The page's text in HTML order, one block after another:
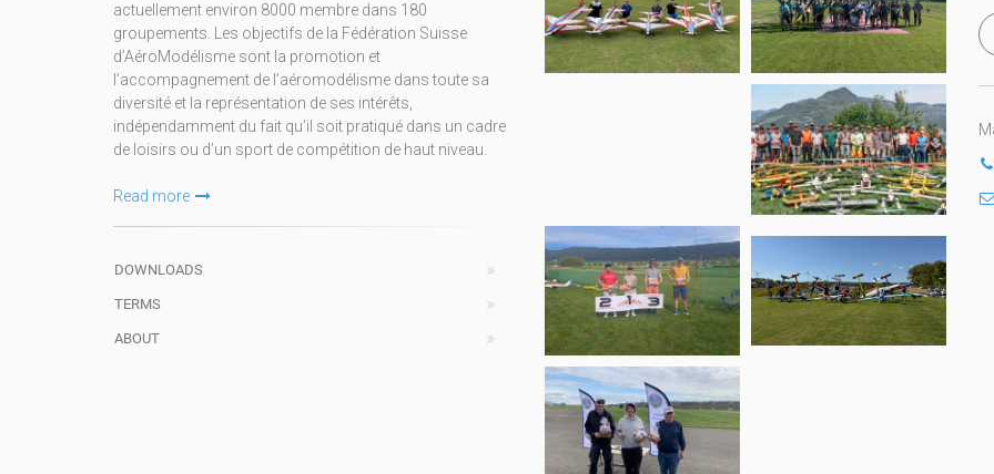
actuellement environ 8000 membre dans 180
groupements. Les objectifs de la Fédération Suisse
d’AéroModélisme sont la promotion et
l’accompagnement de l’aéromodélisme dans toute sa
diversité et la représentation de ses intérêts,
indépendamment du fait qu’il soit pratiqué dans un cadre
de loisirs ou d’un sport de compétition de haut niveau.
Read more
DOWNLOADS
TERMS
ABOUT